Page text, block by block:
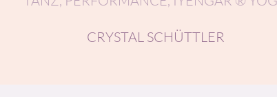
CRYSTAL SCHÜTTLER